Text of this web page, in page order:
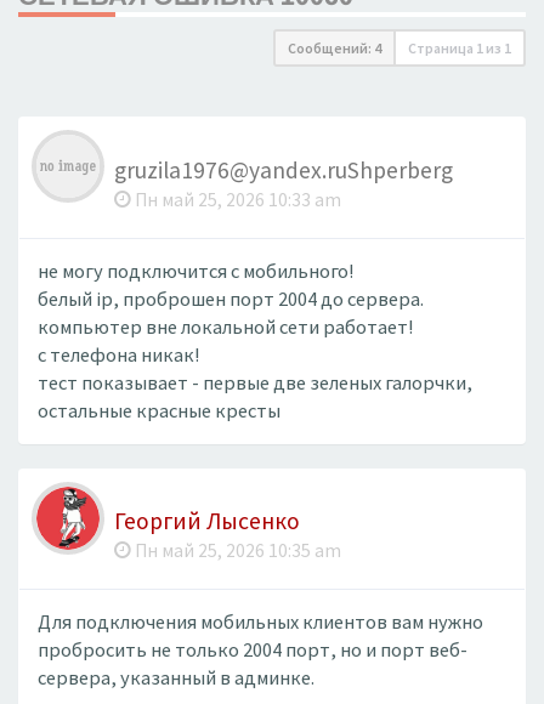
Сообщений: 4 Страница 1 из 1
gruzila1976@yandex.ruShperberg
Пн май 25, 2026 10:33 am
не могу подключится с мобильного!
белый ip, проброшен порт 2004 до сервера.
компьютер вне локальной сети работает!
с телефона никак!
тест показывает - первые две зеленых галорчки,
остальные красные кресты
Георгий Лысенко
Пн май 25, 2026 10:35 am
Для подключения мобильных клиентов вам нужно
пробросить не только 2004 порт, но и порт веб-
сервера, указанный в админке.